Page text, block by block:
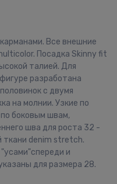
Все внешние
Посадка Skinny fit
талией. Для
разработана
с двумя
на молнии. Узкие по
боковым швам,
шва для роста 32 -
ткани denim stretch.
и
для размера 28.